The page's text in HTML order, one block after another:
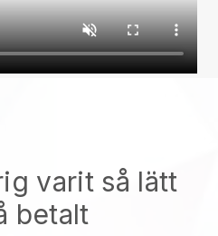
varit så lätt
betalt